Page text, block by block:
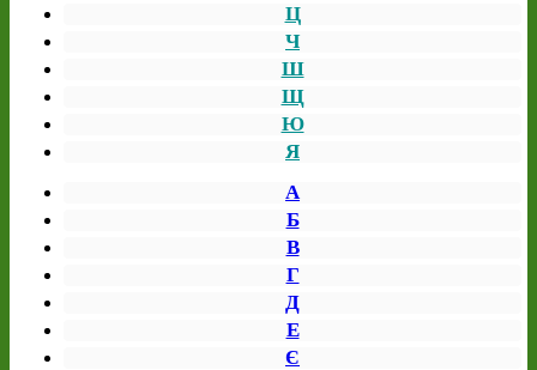
Ц
Ч
Ш
Щ
Ю
Я
А
Б
В
Г
Д
Е
Є